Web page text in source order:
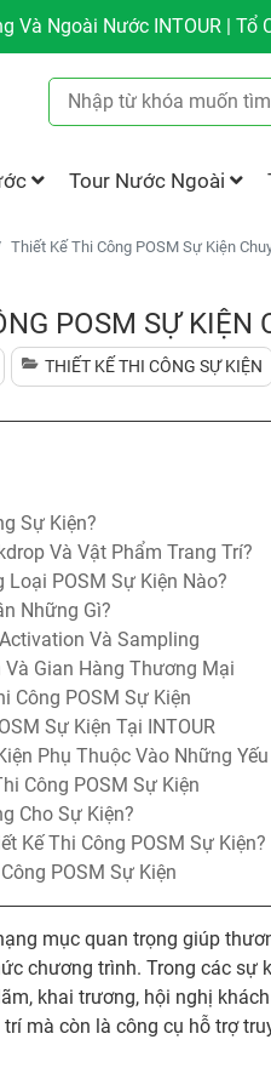
Và Ngoài Nước INTOUR | Tổ
Tour Nước Ngoài
Thiết Kế Thi Công POSM Sự Kiện
POSM SỰ KIỆN
THIẾT KẾ THI CÔNG SỰ KIỆN
Sự Kiện?
Và Vật Phẩm Trang Trí?
Loại POSM Sự Kiện Nào?
Những Gì?
Và Sampling
Và Gian Hàng Thương Mại
Công POSM Sự Kiện
Sự Kiện Tại INTOUR
Phụ Thuộc Vào Những
Công POSM Sự Kiện
Cho Sự Kiện?
Kế Thi Công POSM Sự Kiện?
POSM Sự Kiện
mục quan trọng giúp
chương trình. Trong các sự
khai trương, hội nghị
mà còn là công cụ hỗ trợ